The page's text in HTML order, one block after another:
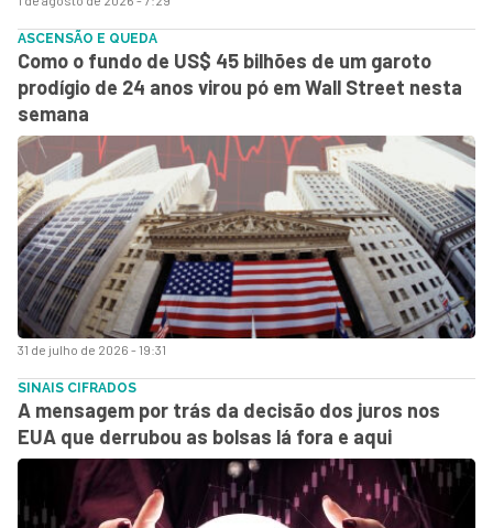
31 de julho de 2026 - 19:31
ASCENSÃO E QUEDA
Como o fundo de US$ 45 bilhões de um garoto
prodígio de 24 anos virou pó em Wall Street nesta
semana
SINAIS CIFRADOS
A mensagem por trás da decisão dos juros nos
EUA que derrubou as bolsas lá fora e aqui